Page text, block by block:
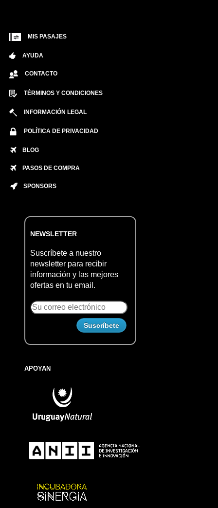
MIS PASAJES
AYUDA
CONTACTO
TÉRMINOS Y CONDICIONES
INFORMACIÓN LEGAL
POLÍTICA DE PRIVACIDAD
BLOG
PASOS DE COMPRA
SPONSORS
NEWSLETTER
Suscríbete a nuestro
newsletter para recibir
información y las mejores
ofertas en tu email.
APOYAN